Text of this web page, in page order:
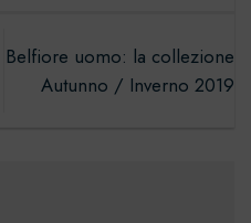
Belfiore uomo: la collezione
Autunno / Inverno 2019